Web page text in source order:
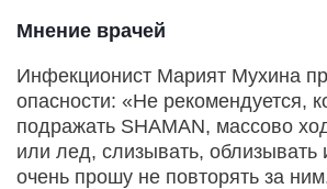
Мнение врачей
Инфекционист Марият Мухина
опасности: «Не рекомендуется,
подражать SHAMAN, массово
или лед, слизывать, облизывать
очень прошу не повторять за